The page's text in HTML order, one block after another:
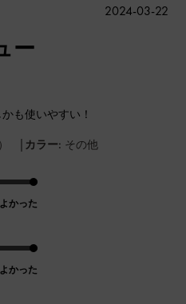
ー
も使いやすい！
| カラー: その他
かった
かった
公
2024-03-22